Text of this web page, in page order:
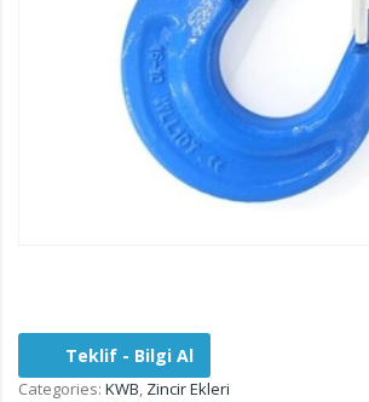
Teklif - Bilgi Al
Categories: KWB, Zincir Ekleri